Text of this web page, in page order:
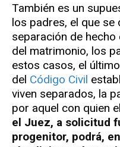
También es un
los padres, el que se
separación de
del matrimonio, los
estos casos, el
del Código Civil
viven separados, la
por aquel con quien
el Juez, a solicitud
progenitor, podrá,